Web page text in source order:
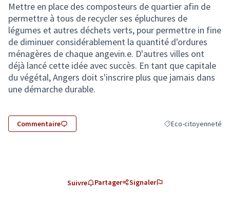
Mettre en place des composteurs de quartier afin de
permettre à tous de recycler ses épluchures de
légumes et autres déchets verts, pour permettre in fine
de diminuer considérablement la quantité d'ordures
ménagères de chaque angevin.e. D'autres villes ont
déjà lancé cette idée avec succès. En tant que capitale
du végétal, Angers doit s'inscrire plus que jamais dans
une démarche durable.
Commentaire Filtrer les résultats
Eco-citoyenneté
Suivre Partager Signaler